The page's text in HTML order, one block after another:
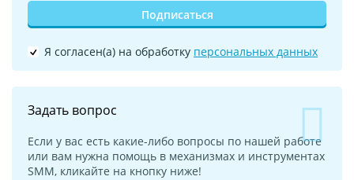
Подписаться
Я согласен(а) на обработку персональных данных
Задать вопрос
Если у вас есть какие-либо вопросы по нашей работе
или вам нужна помощь в механизмах и инструментах
SMM, кликайте на кнопку ниже!